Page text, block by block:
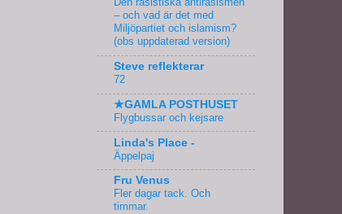
– och vad är det med
Miljöpartiet och islamism?
(obs uppdaterad version)
Steve reflekterar
72
★GAMLA POSTHUSET
Flygbussar och kejsare
Linda's Place -
Äppelpaj
Fru Venus
Fler dagar tack. Och
timmar.